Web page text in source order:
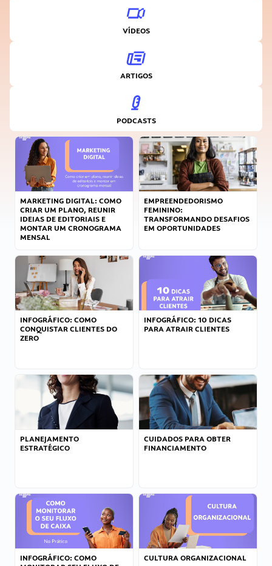
VÍDEOS
ARTIGOS
PODCASTS
MARKETING DIGITAL: COMO
CRIAR UM PLANO, REUNIR
IDEIAS DE EDITORIAIS E
MONTAR UM CRONOGRAMA
MENSAL
EMPREENDEDORISMO
FEMININO:
TRANSFORMANDO DESAFIOS
EM OPORTUNIDADES
INFOGRÁFICO: COMO
CONQUISTAR CLIENTES DO
ZERO
INFOGRÁFICO: 10 DICAS
PARA ATRAIR CLIENTES
PLANEJAMENTO
ESTRATÉGICO
CUIDADOS PARA OBTER
FINANCIAMENTO
INFOGRÁFICO: COMO
CULTURA ORGANIZACIONAL